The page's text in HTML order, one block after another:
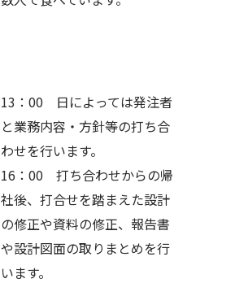
13：00 日によっては発注者
と業務内容・方針等の打ち合
わせを行います。
16：00 打ち合わせからの帰
社後、打合せを踏まえた設計
の修正や資料の修正、報告書
や設計図面の取りまとめを行
います。